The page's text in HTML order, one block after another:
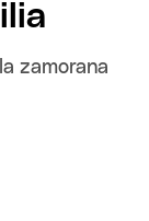
zamorana